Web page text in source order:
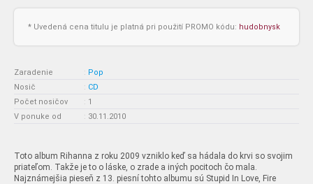
* Uvedená cena titulu je platná pri použití PROMO kódu: hudobnysk
Zaradenie : Pop
Nosič
: CD
Počet nosičov
: 1
V ponuke od
: 30.11.2010
Toto album Rihanna z roku 2009 vzniklo keď sa hádala do krvi so svojim
priateľom. Takže je to o láske, o zrade a iných pocitoch čo mala.
Najznámejšia pieseň z 13. piesní tohto albumu sú Stupid In Love, Fire